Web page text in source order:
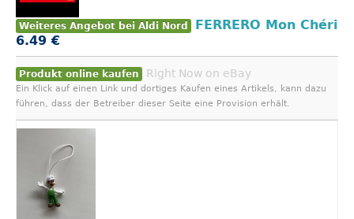
Weiteres Angebot bei Aldi Nord
FERRERO Mon Chéri
6.49 €
Produkt online kaufen Right Now on eBay
Ein Klick auf einen Link und dortiges Kaufen eines Artikels, kann dazu
führen, dass der Betreiber dieser Seite eine Provision erhält.